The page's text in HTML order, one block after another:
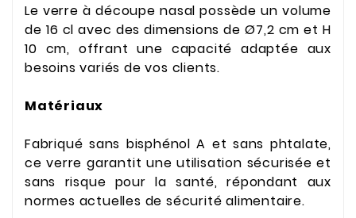
Le verre à découpe nasal possède un volume
de 16 cl avec des dimensions de Ø7,2 cm et H
10 cm, offrant une capacité adaptée aux
besoins variés de vos clients.
Matériaux
Fabriqué sans bisphénol A et sans phtalate,
ce verre garantit une utilisation sécurisée et
sans risque pour la santé, répondant aux
normes actuelles de sécurité alimentaire.